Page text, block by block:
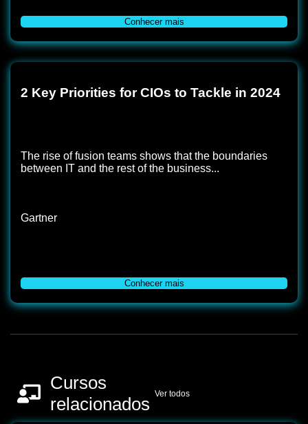
Conhecer mais
2 Key Priorities for CIOs to Tackle in 2024
The rise of fusion teams shows that the boundaries
between IT and the rest of the business...
Gartner
Conhecer mais
Cursos
relacionados Ver todos